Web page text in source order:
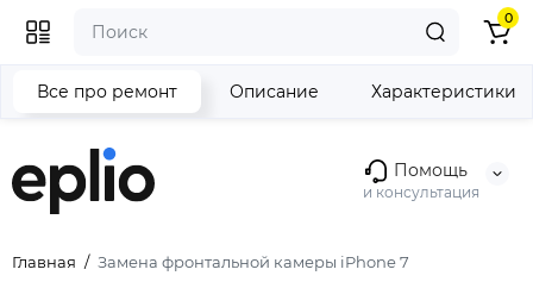
Помощь
и консультация
0
Главная Замена фронтальной камеры iPhone 7
Все про ремонт Описание Характеристики